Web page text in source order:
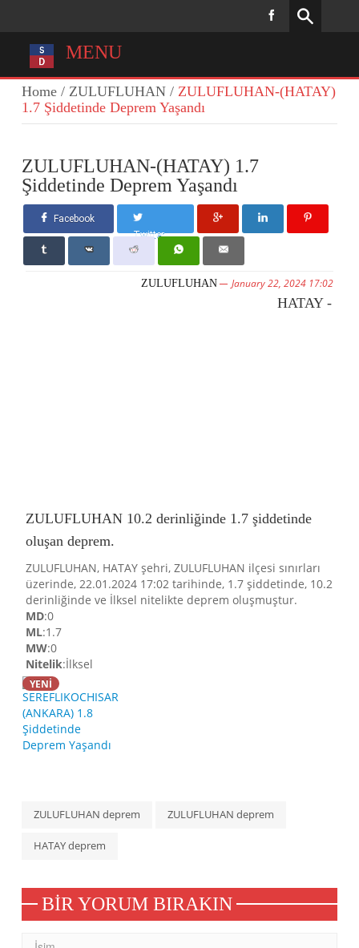
MENU
Home / ZULUFLUHAN /ZULUFLUHAN-(HATAY)
1.7 Şiddetinde Deprem Yaşandı
ZULUFLUHAN-(HATAY) 1.7
Şiddetinde Deprem Yaşandı
Facebook
Twitter
ZULUFLUHAN January 22, 2024 17:02
HATAY -
ZULUFLUHAN 10.2 derinliğinde 1.7 şiddetinde
oluşan deprem.
ZULUFLUHAN, HATAY şehri, ZULUFLUHAN ilçesi sınırları
üzerinde, 22.01.2024 17:02 tarihinde, 1.7 şiddetinde, 10.2
derinliğinde ve İlksel nitelikte deprem oluşmuştur.
MD:0
ML:1.7
MW:0
Nitelik:İlksel
YENİ
ZULUFLUHAN deprem ZULUFLUHAN deprem
HATAY deprem
BIR YORUM BIRAKIN